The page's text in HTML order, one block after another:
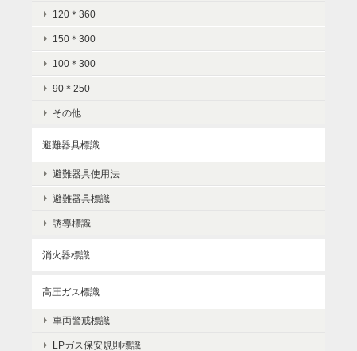
120＊360
150＊300
100＊300
90＊250
その他
避難器具標識
避難器具使用法
避難器具標識
誘導標識
消火器標識
高圧ガス標識
車両警戒標識
LPガス保安規則標識